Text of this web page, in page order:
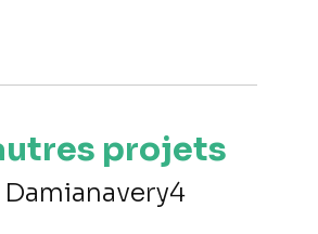
projets